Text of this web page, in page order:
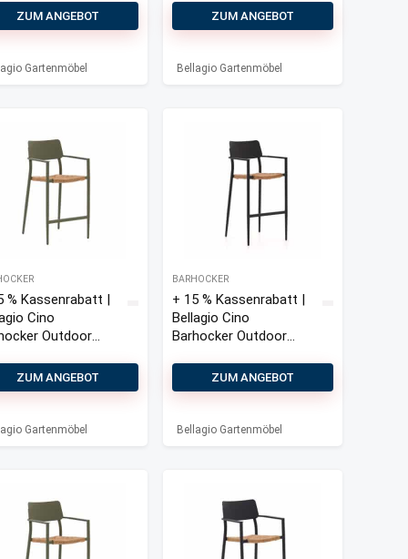
ZUM ANGEBOT
Gartenmöbel
Caronia
Barstuhl
ZUM ANGEBOT
Bellagio Gartenmöbel
war: 180,00 €
ist: 120,00 €.
% Kassenrabatt |
Cino
Outdoor
ZUM ANGEBOT
Gartenmöbel
BARHOCKER
+ 15 % Kassenrabatt |
Bellagio Cino
Barhocker Outdoor
ZUM ANGEBOT
Bellagio Gartenmöbel